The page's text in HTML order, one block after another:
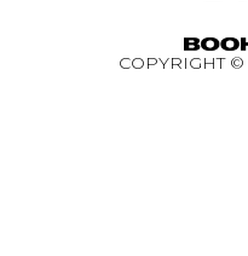
COPYRIGHT ©